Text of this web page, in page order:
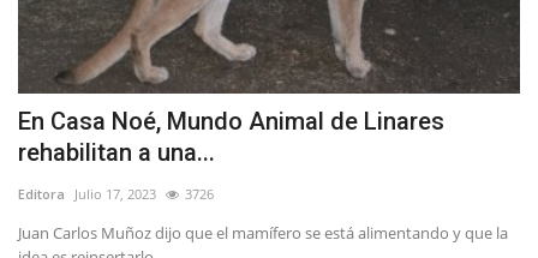
En Casa Noé, Mundo Animal de Linares
rehabilitan a una...
Editora Julio 17, 2023 3726
Juan Carlos Muñoz dijo que el mamífero se está alimentando y que la